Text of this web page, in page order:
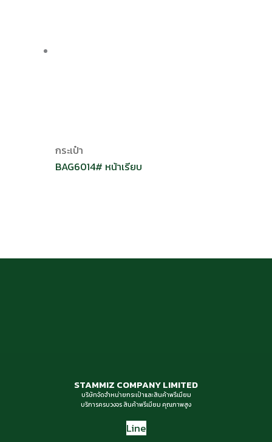
กระเป๋า
BAG6014# หน้าเรียบ
STAMMIZ COMPANY LIMITED
บริษัทจัดจำหน่ายกระเป๋าและสินค้าพรีเมียม
บริการครบวงจร สินค้าพรีเมียม คุณภาพสูง
Line